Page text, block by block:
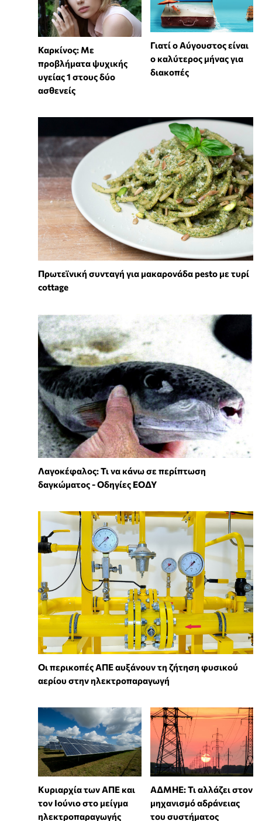
Καρκίνος: Με
προβλήματα ψυχικής
υγείας 1 στους δύο
ασθενείς
Γιατί ο Αύγουστος είναι
ο καλύτερος μήνας για
διακοπές
Πρωτεϊνική συνταγή για μακαρονάδα pesto με τυρί
cottage
Λαγοκέφαλος: Τι να κάνω σε περίπτωση
δαγκώματος - Οδηγίες ΕΟΔΥ
Οι περικοπές ΑΠΕ αυξάνουν τη ζήτηση φυσικού
αερίου στην ηλεκτροπαραγωγή
Κυριαρχία των ΑΠΕ και
τον Ιούνιο στο μείγμα
ηλεκτροπαραγωγής
ΑΔΜΗΕ: Τι αλλάζει στον
μηχανισμό αδράνειας
του συστήματος